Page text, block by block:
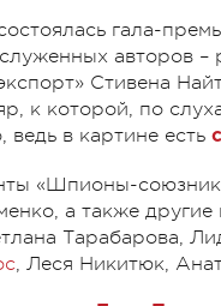
гала-
авторов
Стивена
к которой, по
в картине есть
«Шпионы-
а также другие
Тарабарова,
, Леся Никитюк,